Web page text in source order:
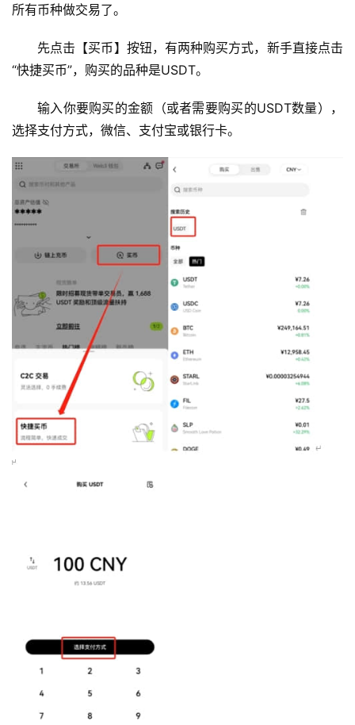
币
所有币种做交易了。
先点击【买币】按钮，有两种购买方式，新手直接点击
“快捷买币”，购买的品种是USDT。
输入你要购买的金额（或者需要购买的USDT数量），
选择支付方式，微信、支付宝或银行卡。